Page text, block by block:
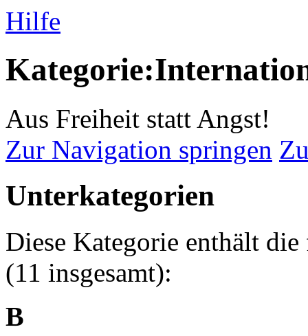
Hilfe
Aus Freiheit statt Angst!
Zur Navigation springen
Unterkategorien
Diese Kategorie enthält
(11 insgesamt):
B